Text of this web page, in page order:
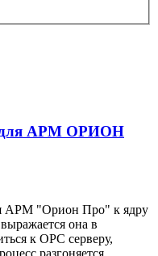
для АРМ ОРИОН
АРМ "Орион Про" к ядру
она в
к OPC серверу,
разгоняется